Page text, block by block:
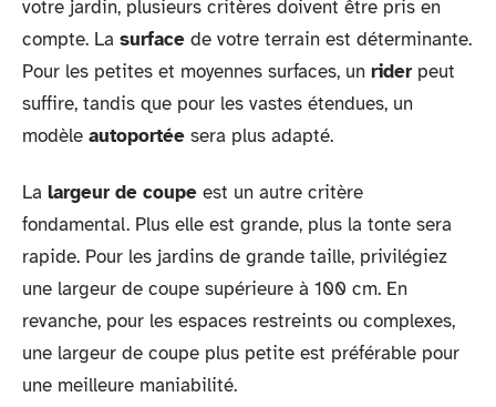
votre jardin, plusieurs critères doivent être pris en
compte. La surface de votre terrain est déterminante.
Pour les petites et moyennes surfaces, un rider peut
suffire, tandis que pour les vastes étendues, un
modèle autoportée sera plus adapté.
La largeur de coupe est un autre critère
fondamental. Plus elle est grande, plus la tonte sera
rapide. Pour les jardins de grande taille, privilégiez
une largeur de coupe supérieure à 100 cm. En
revanche, pour les espaces restreints ou complexes,
une largeur de coupe plus petite est préférable pour
une meilleure maniabilité.